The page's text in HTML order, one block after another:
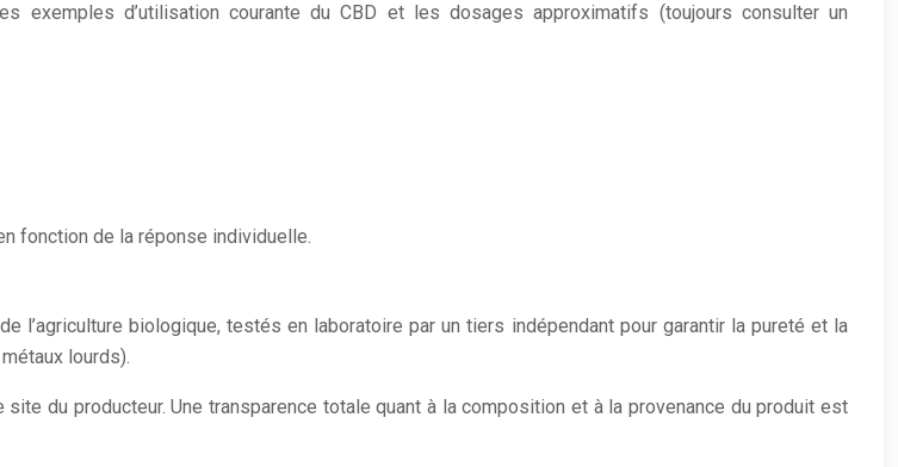
exemples d’utilisation courante du CBD et les dosages approximatifs (toujours consulter un
fonction de la réponse individuelle.
biologique, testés en laboratoire par un tiers indépendant pour garantir la pureté et la
lourds).
du producteur. Une transparence totale quant à la composition et à la provenance du produit est